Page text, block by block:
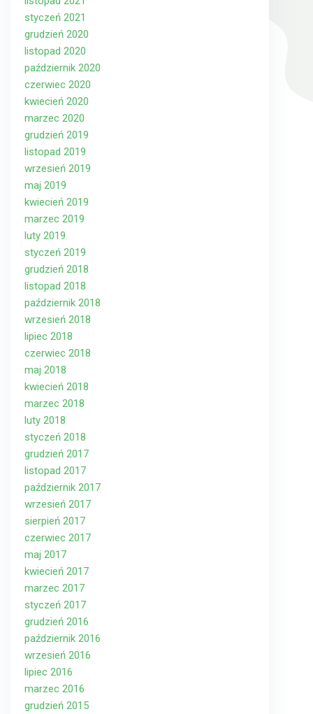
styczeń 2021
grudzień 2020
listopad 2020
październik 2020
czerwiec 2020
kwiecień 2020
marzec 2020
grudzień 2019
listopad 2019
wrzesień 2019
maj 2019
kwiecień 2019
marzec 2019
luty 2019
styczeń 2019
grudzień 2018
listopad 2018
październik 2018
wrzesień 2018
lipiec 2018
czerwiec 2018
maj 2018
kwiecień 2018
marzec 2018
luty 2018
styczeń 2018
grudzień 2017
listopad 2017
październik 2017
wrzesień 2017
sierpień 2017
czerwiec 2017
maj 2017
kwiecień 2017
marzec 2017
styczeń 2017
grudzień 2016
październik 2016
wrzesień 2016
lipiec 2016
marzec 2016
grudzień 2015